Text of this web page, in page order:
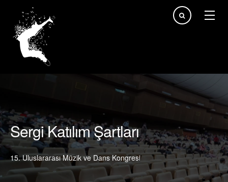
arama...
Sergi Katılım Şartları
15. Uluslararası Müzik ve Dans Kongresi